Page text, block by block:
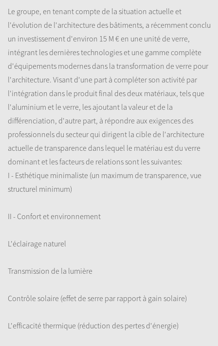
Le groupe, en tenant compte de la situation actuelle et
l'évolution de l'architecture des bâtiments, a récemment conclu
un investissement d'environ 15 M € en une unité de verre,
intégrant les dernières technologies et une gamme complète
d'équipements modernes dans la transformation de verre pour
l'architecture. Visant d'une part à compléter son activité par
l'intégration dans le produit final des deux matériaux, tels que
l'aluminium et le verre, les ajoutant la valeur et de la
différenciation, d'autre part, à répondre aux exigences des
professionnels du secteur qui dirigent la cible de l'architecture
actuelle de transparence dans lequel le matériau est du verre
dominant et les facteurs de relations sont les suivantes:
I - Esthétique minimaliste (un maximum de transparence, vue
structurel minimum)
II - Confort et environnement
L'éclairage naturel
Transmission de la lumière
Contrôle solaire (effet de serre par rapport à gain solaire)
L'efficacité thermique (réduction des pertes d'énergie)